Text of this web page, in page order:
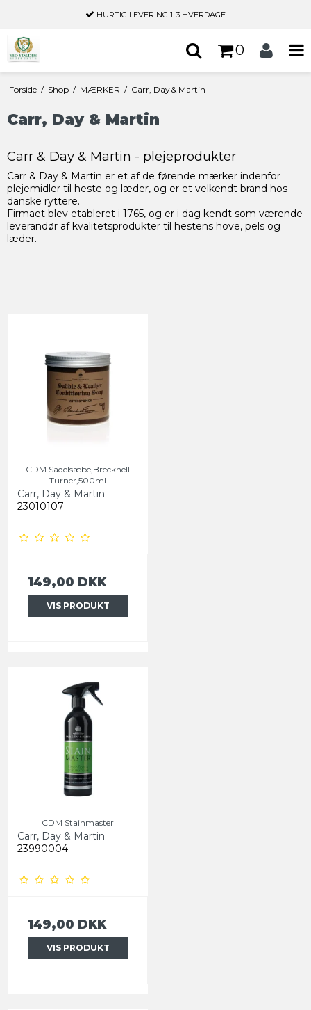
HURTIG LEVERING 1-3 HVERDAGE
0
Forside / Shop / MÆRKER / Carr, Day & Martin
Carr, Day & Martin
Carr & Day & Martin - plejeprodukter
Carr & Day & Martin er et af de førende mærker indenfor
plejemidler til heste og læder, og er et velkendt brand hos
danske ryttere.
Firmaet blev etableret i 1765, og er i dag kendt som værende
leverandør af kvalitetsprodukter til hestens hove, pels og
læder.
CDM Sadelsæbe,Brecknell
Turner,500ml
Carr, Day & Martin
23010107
149,00 DKK
VIS PRODUKT
CDM Stainmaster
Carr, Day & Martin
23990004
149,00 DKK
VIS PRODUKT